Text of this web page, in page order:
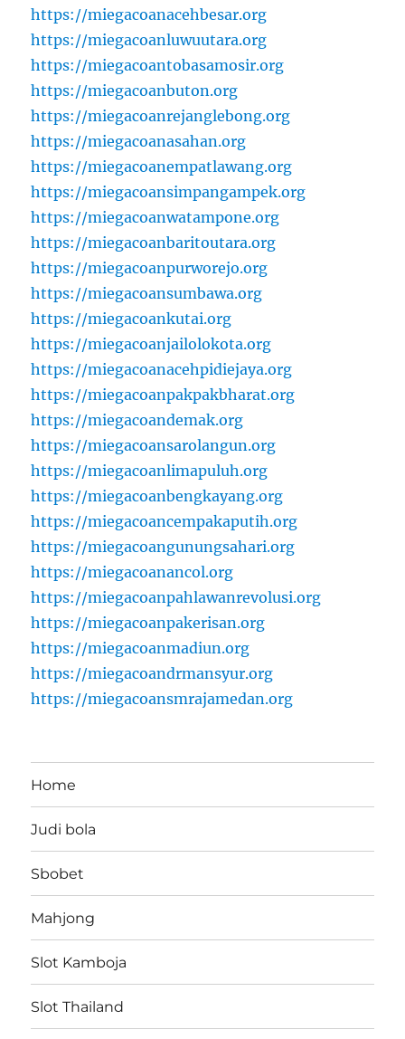
https://miegacoanacehbesar.org
https://miegacoanluwuutara.org
https://miegacoantobasamosir.org
https://miegacoanbuton.org
https://miegacoanrejanglebong.org
https://miegacoanasahan.org
https://miegacoanempatlawang.org
https://miegacoansimpangampek.org
https://miegacoanwatampone.org
https://miegacoanbaritoutara.org
https://miegacoanpurworejo.org
https://miegacoansumbawa.org
https://miegacoankutai.org
https://miegacoanjailolokota.org
https://miegacoanacehpidiejaya.org
https://miegacoanpakpakbharat.org
https://miegacoandemak.org
https://miegacoansarolangun.org
https://miegacoanlimapuluh.org
https://miegacoanbengkayang.org
https://miegacoancempakaputih.org
https://miegacoangunungsahari.org
https://miegacoanancol.org
https://miegacoanpahlawanrevolusi.org
https://miegacoanpakerisan.org
https://miegacoanmadiun.org
https://miegacoandrmansyur.org
https://miegacoansmrajamedan.org
Home
Judi bola
Sbobet
Mahjong
Slot Kamboja
Slot Thailand